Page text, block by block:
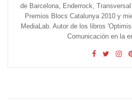
de Barcelona, Enderrock,
Premios Blocs Catalunya 2010 y
MediaLab. Autor de los libros
Comunicación en la